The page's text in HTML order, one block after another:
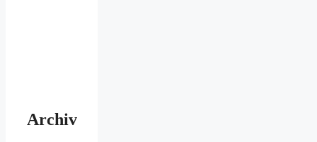
Archiv